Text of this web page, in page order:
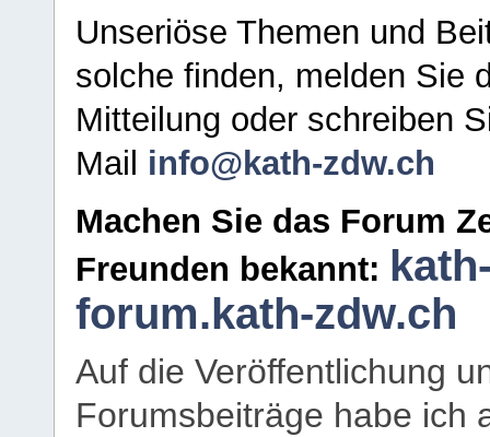
Unseriöse Themen und
solche finden, melden Sie
Mitteilung oder schreiben
Mail info@kath-zdw.ch
Machen Sie das Forum
Freunden bekannt:
forum.kath-zdw.ch
Auf die Veröffentlichung
Forumsbeiträge habe ich